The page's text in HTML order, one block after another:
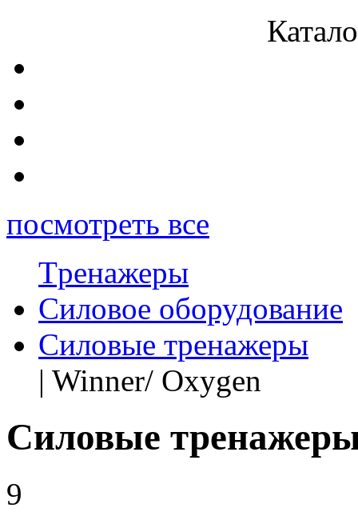
посмотреть все
Tренажеры
Силовое оборудование
Силовые тренажеры
| Winner/ Oxygen
Силовые
9